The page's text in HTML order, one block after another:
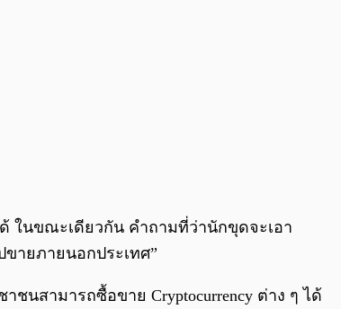
ในขณะเดียวกัน คำถามที่ว่านักขุดจะเอา
ายภายนอกประเทศ”
นสามารถซื้อขาย Cryptocurrency ต่าง ๆ ได้